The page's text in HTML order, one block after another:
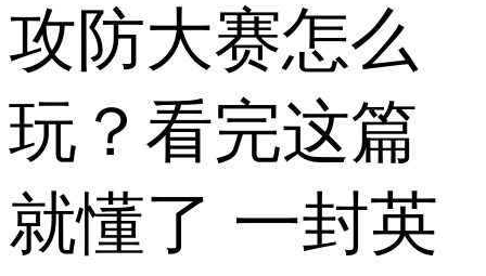
攻防大赛怎么
玩？看完这篇
就懂了 一封英